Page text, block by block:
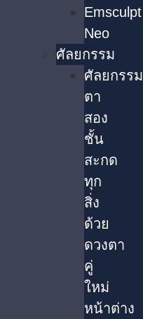
Emsculpt
Neo
ศัลยกรรม
ศัลยกรรม
ตา
สอง
ชั้น
สะกด
ทุก
สิ่ง
ด้วย
ดวงตา
คู่
ใหม่
หน้าต่าง